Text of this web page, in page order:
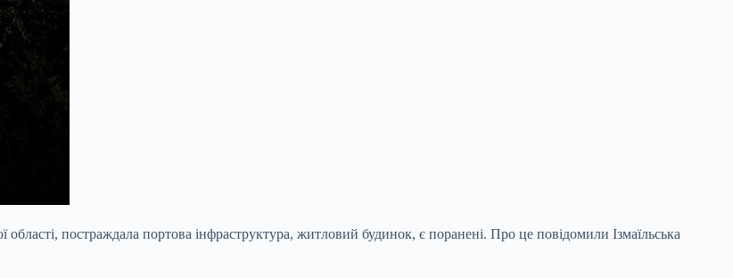
області, постраждала портова інфраструктура, житловий будинок, є поранені. Про це повідомили Ізмаїльська